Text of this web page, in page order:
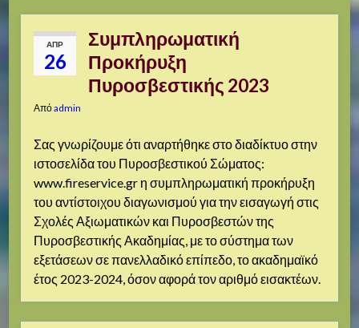
ΑΠΡ
26
Συμπληρωματική
Προκήρυξη
Πυροσβεστικής 2023
Απόadmin
Σας γνωρίζουμε ότι αναρτήθηκε στο διαδίκτυο στην
ιστοσελίδα του Πυροσβεστικού Σώματος:
www.fireservice.gr η συμπληρωματική προκήρυξη
του αντίστοιχου διαγωνισμού για την εισαγωγή στις
Σχολές Αξιωματικών και Πυροσβεστών της
Πυροσβεστικής Ακαδημίας, με το σύστημα των
εξετάσεων σε πανελλαδικό επίπεδο, το ακαδημαϊκό
έτος 2023-2024, όσον αφορά τον αριθμό εισακτέων.